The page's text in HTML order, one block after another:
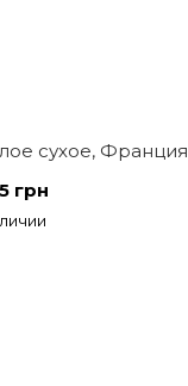
сухое, Франция
грн